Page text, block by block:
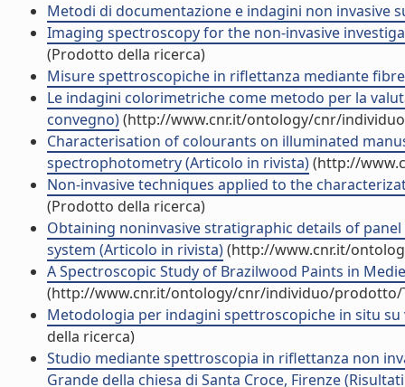
Metodi di documentazione e indagini non
Imaging spectroscopy for the non-invasive
(Prodotto della ricerca)
Misure spettroscopiche in riflettanza mediante
Le indagini colorimetriche come metodo per la
convegno)(http://www.cnr.it/ontology/cnr/
Characterisation of colourants on illuminated
spectrophotometry (Articolo in rivista)(http://
Non-invasive techniques applied to the
(Prodotto della ricerca)
Obtaining noninvasive stratigraphic details of
system (Articolo in rivista)(http://www.cnr.it/
A Spectroscopic Study of Brazilwood Paints in
(http://www.cnr.it/ontology/cnr/individuo/prodotto/
Metodologia per indagini spettroscopiche in situ
della ricerca)
Studio mediante spettroscopia in riflettanza non
Grande della chiesa di Santa Croce, Firenze